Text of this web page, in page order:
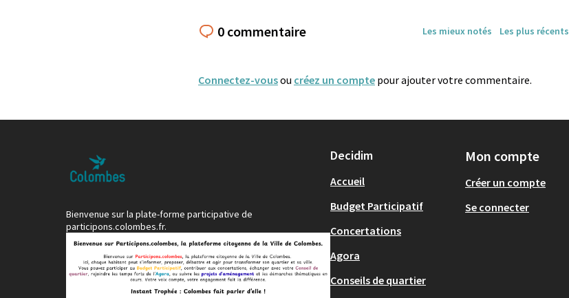
0 commentaire Les mieux notés Les plus récents
Connectez-vousou créez un compte pour ajouter votre commentaire.
Bienvenue sur la plate-forme participative de
participons.colombes.fr.
Decidim
Accueil
Budget Participatif
Concertations
Agora
Conseils de quartier
Mon compte
Créer un compte
Se connecter